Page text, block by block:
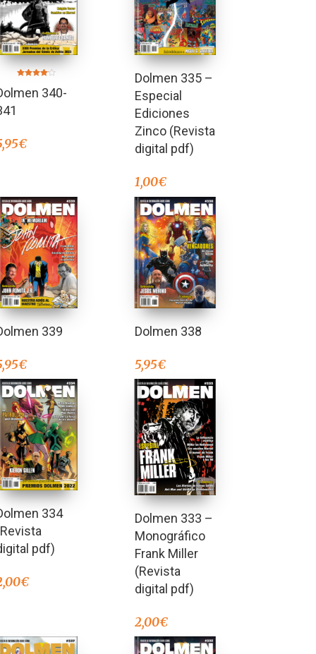
en
4.00
340-
€
Dolmen 335 –
Especial
Ediciones
Zinco (Revista
digital pdf)
1,00€
339
€
Dolmen 338
5,95€
334
pdf)
€
Dolmen 333 –
Monográfico
Frank Miller
(Revista
digital pdf)
2,00€